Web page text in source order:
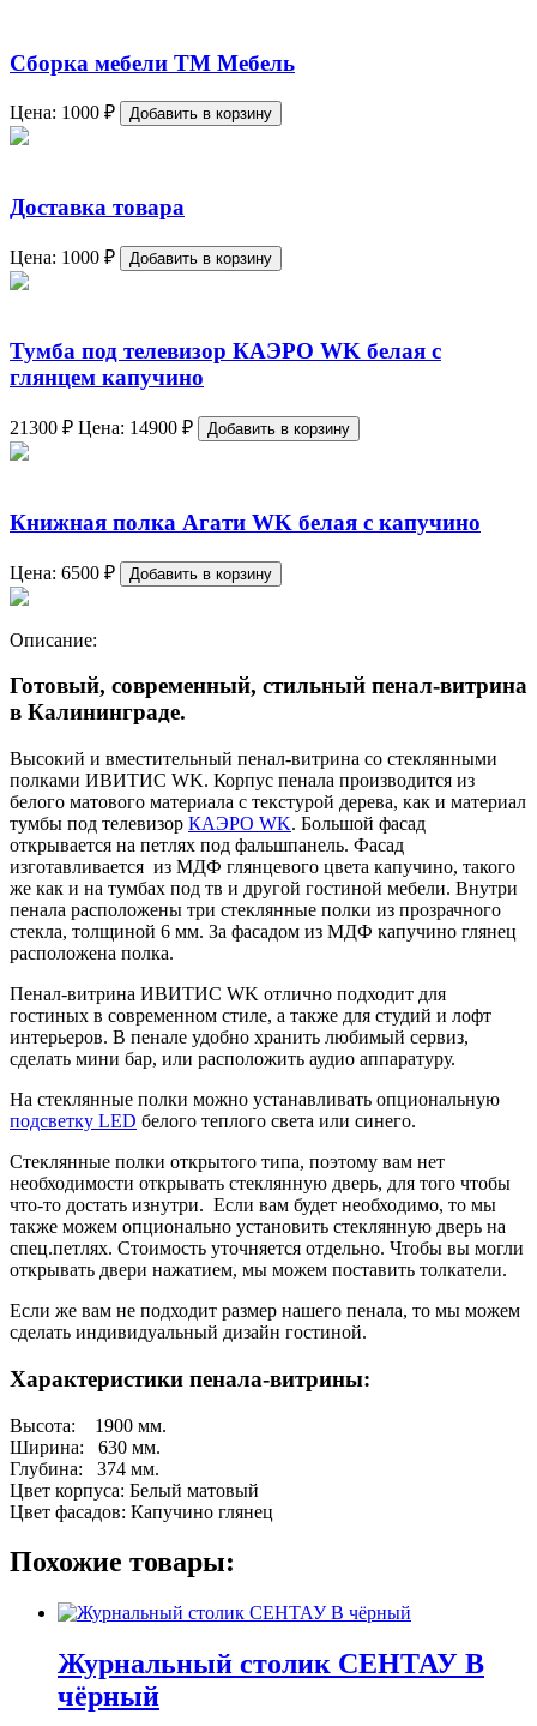
Сборка мебели ТМ Мебель
Цена: 1000 ₽ Добавить в корзину
Доставка товара
Цена: 1000 ₽ Добавить в корзину
Тумба под телевизор КАЭРО WK белая с
глянцем капучино
21300 ₽ Цена: 14900 ₽ Добавить в корзину
Книжная полка Агати WK белая с капучино
Цена: 6500 ₽ Добавить в корзину
Описание:
Готовый, современный, стильный пенал-витрина
в Калининграде.
Высокий и вместительный пенал-витрина со стеклянными
полками ИВИТИС WK. Корпус пенала производится из
белого матового материала с текстурой дерева, как и материал
тумбы под телевизор КАЭРО WK. Большой фасад
открывается на петлях под фальшпанель. Фасад
изготавливается из МДФ глянцевого цвета капучино, такого
же как и на тумбах под тв и другой гостиной мебели. Внутри
пенала расположены три стеклянные полки из прозрачного
стекла, толщиной 6 мм. За фасадом из МДФ капучино глянец
расположена полка.
Пенал-витрина ИВИТИС WK отлично подходит для
гостиных в современном стиле, а также для студий и лофт
интерьеров. В пенале удобно хранить любимый сервиз,
сделать мини бар, или расположить аудио аппаратуру.
На стеклянные полки можно устанавливать опциональную
подсветку LED белого теплого света или синего.
Стеклянные полки открытого типа, поэтому вам нет
необходимости открывать стеклянную дверь, для того чтобы
что-то достать изнутри. Если вам будет необходимо, то мы
также можем опционально установить стеклянную дверь на
спец.петлях. Стоимость уточняется отдельно. Чтобы вы могли
открывать двери нажатием, мы можем поставить толкатели.
Если же вам не подходит размер нашего пенала, то мы можем
сделать индивидуальный дизайн гостиной.
Характеристики пенала-витрины:
Высота: 1900 мм.
Ширина: 630 мм.
Глубина: 374 мм.
Цвет корпуса: Белый матовый
Цвет фасадов: Капучино глянец
Похожие товары:
Журнальный столик СЕНТАУ B
чёрный